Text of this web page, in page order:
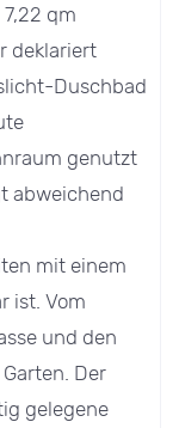
qm
deklariert
Duschbad
genutzt
abweichend
mit einem
ist. Vom
und den
Der
gelegene